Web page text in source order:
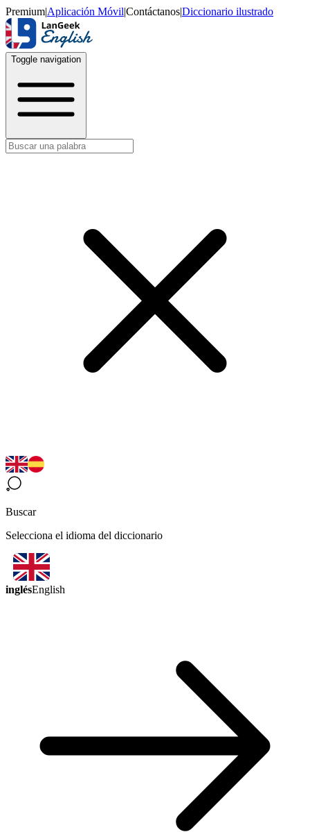
Premium|Aplicación Móvil|Contáctanos|Diccionario ilustrado
Toggle navigation
Buscar
Selecciona el idioma del diccionario
inglésEnglish